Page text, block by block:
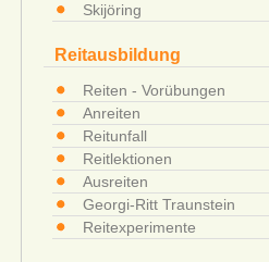
Skijöring
Reitausbildung
Reiten - Vorübungen
Anreiten
Reitunfall
Reitlektionen
Ausreiten
Georgi-Ritt Traunstein
Reitexperimente